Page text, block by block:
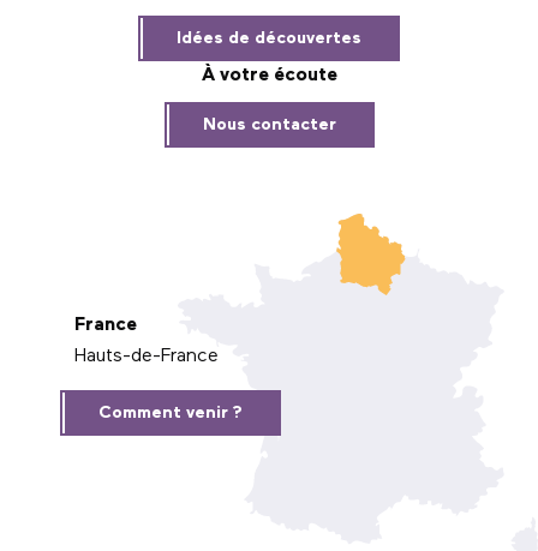
Idées de découvertes
À votre écoute
Nous contacter
France
Hauts-de-France
Comment venir ?